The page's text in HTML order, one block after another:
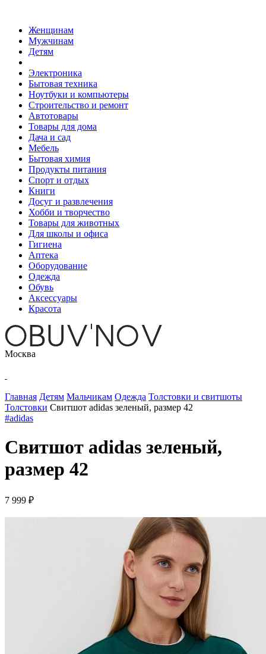
Женщинам
Мужчинам
Детям
Электроника
Бытовая техника
Ноутбуки и компьютеры
Строительство и ремонт
Автотовары
Товары для дома
Дача и сад
Мебель
Бытовая химия
Продукты питания
Спорт и отдых
Книги
Досуг и развлечения
Хобби и творчество
Товары для животных
Для школы и офиса
Гигиена
Аптека
Оборудование
Одежда
Обувь
Аксессуары
Красота
Москва
Главная Детям Мальчикам Одежда Толстовки и свитшоты
Толстовки Свитшот adidas зеленый, размер 42
#adidas
Свитшот adidas зеленый,
размер 42
7 999 ₽